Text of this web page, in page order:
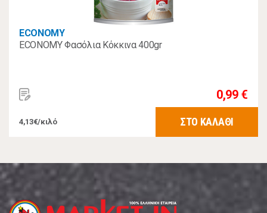
ECONOMY
ECONOMY Φασόλια Κόκκινα 400gr
0,99 €
4,13€/κιλό ΣΤΟ ΚΑΛΑΘΙ